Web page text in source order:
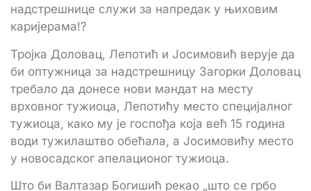
надстрешнице служи за напредак у њиховим
каријерама!?
Тројка Доловац, Лепотић и Јосимовић верује да
би оптужница за надстрешницу Загорки Доловац
требало да донесе нови мандат на месту
врховног тужиоца, Лепотићу место специјалног
тужиоца, како му је госпођа која већ 15 година
води тужилаштво обећала, а Јосимовићу место
у новосадског апелационог тужиоца.
Што би Валтазар Богишић рекао „што се грбо